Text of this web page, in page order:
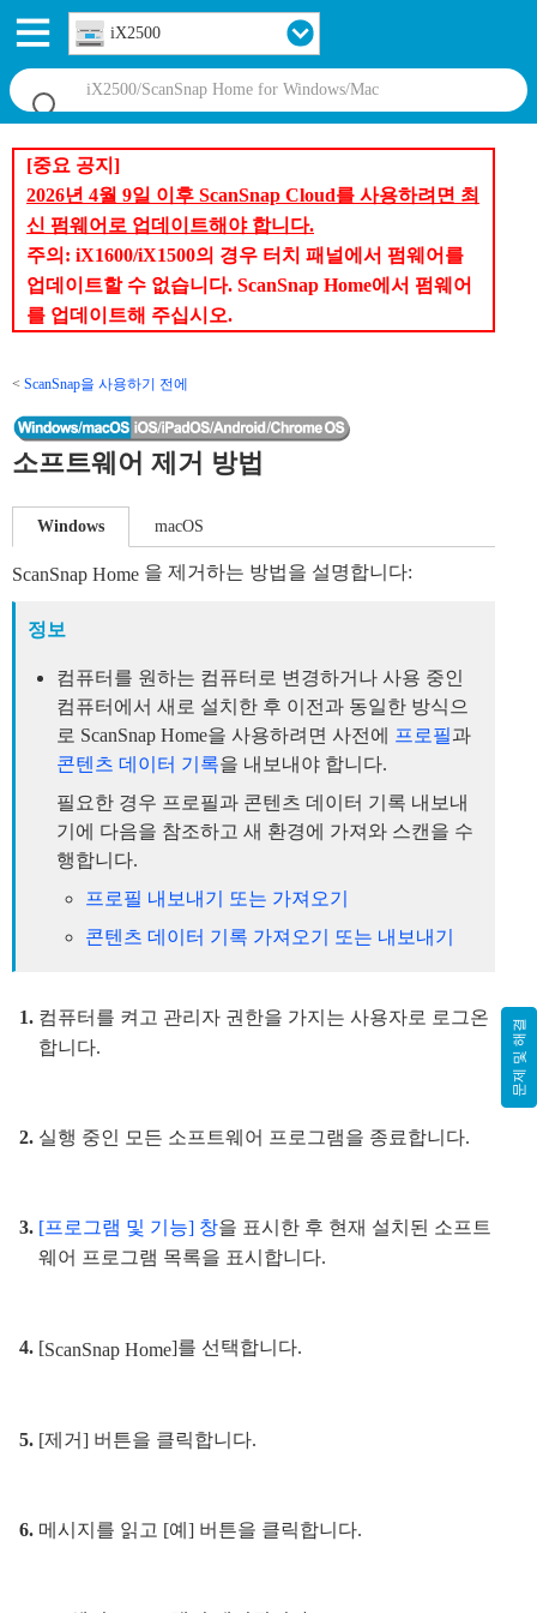
iX2500
[중요 공지]
2026년 4월 9일 이후 ScanSnap Cloud를 사용하려면 최
신 펌웨어로 업데이트해야 합니다.
주의: iX1600/iX1500의 경우 터치 패널에서 펌웨어를
업데이트할 수 없습니다. ScanSnap Home에서 펌웨어
를 업데이트해 주십시오.
ScanSnap을 사용하기 전에
소프트웨어 제거 방법
Windows
ScanSnap Home 을 제거하는 방법을 설명합니다:
정보
컴퓨터를 원하는 컴퓨터로 변경하거나 사용 중인
컴퓨터에서 새로 설치한 후 이전과 동일한 방식으
로 ScanSnap Home을 사용하려면 사전에
프로필과
콘텐츠 데이터 기록을 내보내야 합니다.
필요한 경우 프로필과 콘텐츠 데이터 기록 내보내
기에 다음을 참조하고 새 환경에 가져와 스캔을 수
행합니다.
프로필 내보내기 또는 가져오기
콘텐츠 데이터 기록 가져오기 또는 내보내기
컴퓨터를 켜고 관리자 권한을 가지는 사용자로 로그온
합니다.
실행 중인 모든 소프트웨어 프로그램을 종료합니다.
[프로그램 및 기능] 창을 표시한 후 현재 설치된 소프트
웨어 프로그램 목록을 표시합니다.
[ScanSnap Home]를 선택합니다.
[제거] 버튼을 클릭합니다.
메시지를 읽고 [예] 버튼을 클릭합니다.
macOS
문제 및 해결